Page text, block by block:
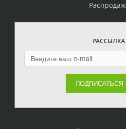
РАССЫЛКА
ПОДПИСАТЬСЯ